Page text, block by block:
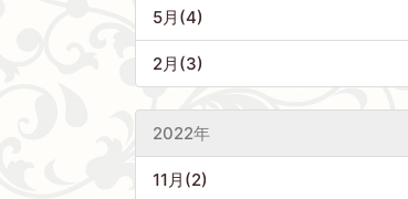
5月(4)
2月(3)
2022年
11月(2)